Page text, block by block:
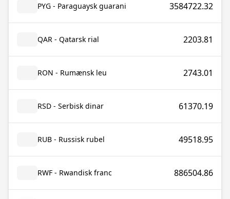
PYG - Paraguaysk guarani 3584722.32
QAR - Qatarsk rial 2203.81
RON - Rumænsk leu 2743.01
RSD - Serbisk dinar 61370.19
RUB - Russisk rubel 49518.95
RWF - Rwandisk franc 886504.86